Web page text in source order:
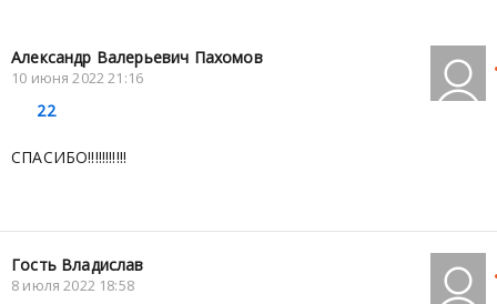
Александр Валерьевич Пахомов
10 июня 2022 21:16
22
СПАСИБО!!!!!!!!!!!
Гость Владислав
8 июля 2022 18:58